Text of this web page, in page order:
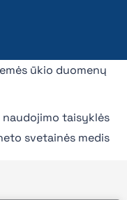
ūkio duomenų
taisyklės
svetainės medis